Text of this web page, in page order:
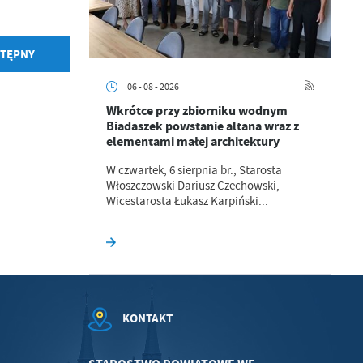
06 - 08 - 2026
Wkrótce przy zbiorniku wodnym
Biadaszek powstanie altana wraz z
elementami małej architektury
W czwartek, 6 sierpnia br., Starosta
Włoszczowski Dariusz Czechowski,
Wicestarosta Łukasz Karpiński...
KONTAKT